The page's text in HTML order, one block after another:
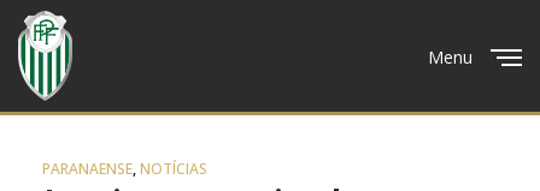
Menu
PARANAENSE,NOTÍCIAS